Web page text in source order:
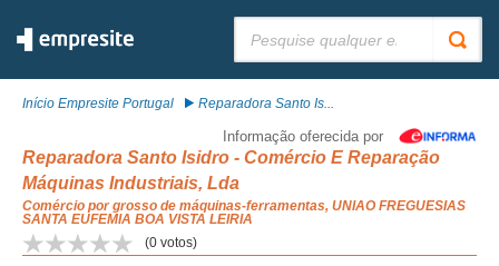
Início Empresite Portugal Reparadora Santo Is...
Informação oferecida por
Reparadora Santo Isidro - Comércio E Reparação
Máquinas Industriais, Lda
Comércio por grosso de máquinas-ferramentas, UNIAO FREGUESIAS
SANTA EUFEMIA BOA VISTA LEIRIA
(0 votos)